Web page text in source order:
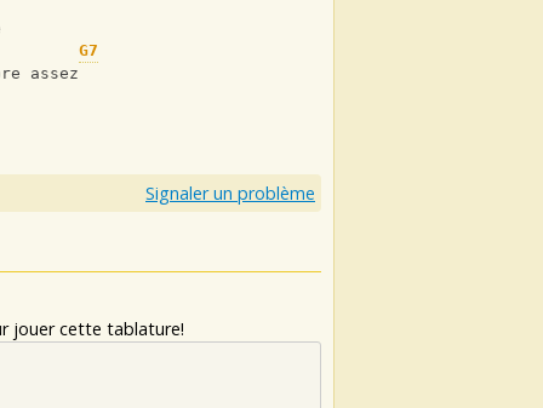
G7
assez
Signaler un problème
jouer cette tablature!